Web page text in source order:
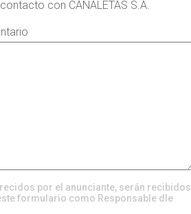
con CANALETAS S.A.
por el anunciante, serán recibidos
formulario como Responsable dle